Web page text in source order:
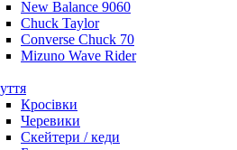
New Balance 9060
Chuck Taylor
Converse Chuck 70
Mizuno Wave Rider
Кросівки
Черевики
Скейтери / кеди